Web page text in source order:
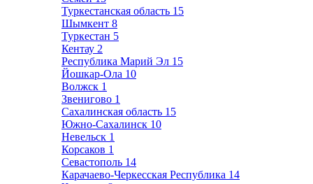
Туркестанская область 15
Шымкент 8
Туркестан 5
Кентау 2
Республика Марий Эл 15
Йошкар-Ола 10
Волжск 1
Звенигово 1
Сахалинская область 15
Южно-Сахалинск 10
Невельск 1
Корсаков 1
Севастополь 14
Карачаево-Черкесская Республика 14